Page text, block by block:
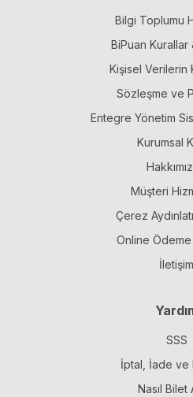
Bilgi Toplumu
BiPuan Kurallar
Kişisel Verilerin
Sözleşme ve
Entegre Yönetim
Kurumsal
Müşteri
Çerez
Online Ödeme
İletişim
SSS
İptal, İade ve
Nasıl Bilet